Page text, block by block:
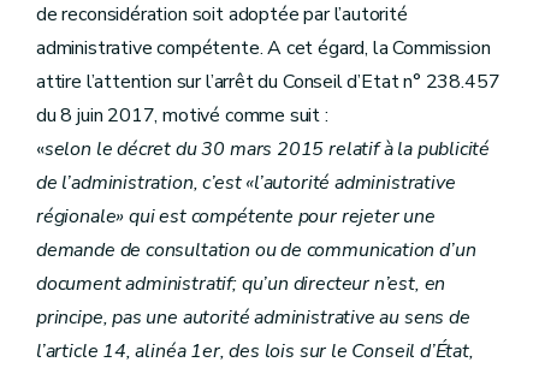
de reconsidération soit adoptée par l’autorité
administrative compétente. A cet égard, la Commission
attire l’attention sur l’arrêt du Conseil d’Etat n° 238.457
du 8 juin 2017, motivé comme suit :
«selon le décret du 30 mars 2015 relatif à la publicité
de l’administration, c’est «l’autorité administrative
régionale» qui est compétente pour rejeter une
demande de consultation ou de communication d’un
document administratif; qu’un directeur n’est, en
principe, pas une autorité administrative au sens de
l’article 14, alinéa 1er, des lois sur le Conseil d’État,